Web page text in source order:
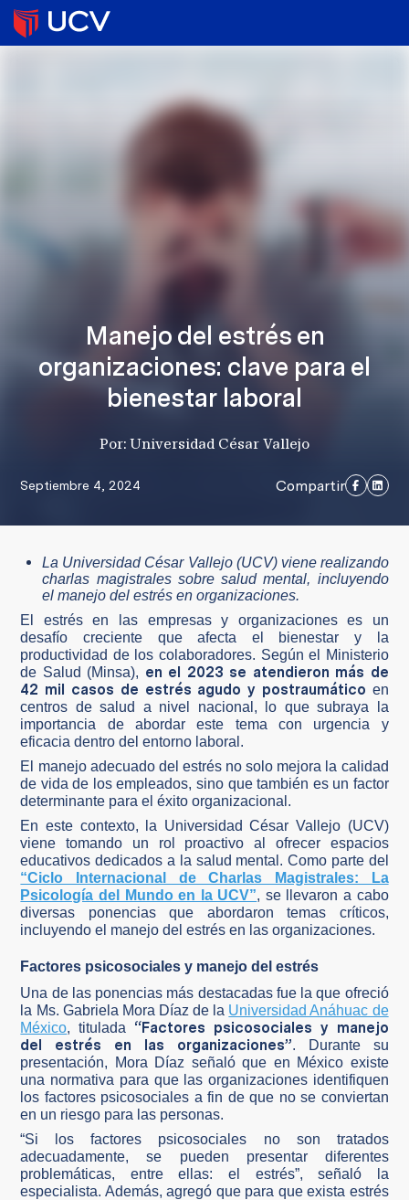
Manejo del estrés en
organizaciones: clave para el
bienestar laboral
Por: Universidad César Vallejo
Septiembre 4, 2024 Compartir
La Universidad César Vallejo (UCV) viene realizando
charlas magistrales sobre salud mental, incluyendo
el manejo del estrés en organizaciones.
El estrés en las empresas y organizaciones es un
desafío creciente que afecta el bienestar y la
productividad de los colaboradores. Según el Ministerio
de Salud (Minsa), en el 2023 se atendieron más de
42 mil casos de estrés agudo y postraumático en
centros de salud a nivel nacional, lo que subraya la
importancia de abordar este tema con urgencia y
eficacia dentro del entorno laboral.
El manejo adecuado del estrés no solo mejora la calidad
de vida de los empleados, sino que también es un factor
determinante para el éxito organizacional.
En este contexto, la Universidad César Vallejo (UCV)
viene tomando un rol proactivo al ofrecer espacios
educativos dedicados a la salud mental. Como parte del
“Ciclo Internacional de Charlas Magistrales: La
Psicología del Mundo en la UCV”, se llevaron a cabo
diversas ponencias que abordaron temas críticos,
incluyendo el manejo del estrés en las organizaciones.
Factores psicosociales y manejo del estrés
Una de las ponencias más destacadas fue la que ofreció
la Ms. Gabriela Mora Díaz de la Universidad Anáhuac de
México, titulada “Factores psicosociales y manejo
del estrés en las organizaciones”. Durante su
presentación, Mora Díaz señaló que en México existe
una normativa para que las organizaciones identifiquen
los factores psicosociales a fin de que no se conviertan
en un riesgo para las personas.
“Si los factores psicosociales no son tratados
adecuadamente, se pueden presentar diferentes
problemáticas, entre ellas: el estrés”, señaló la
especialista. Además, agregó que para que exista estrés